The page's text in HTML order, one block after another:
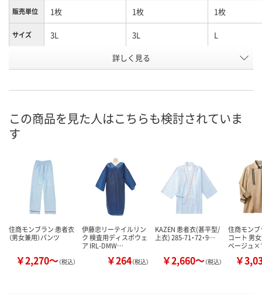
販売単位 1枚 1枚 1枚
サイズ 3L 3L L
ブルー
号
お届け日
数量
カゴへ カゴへ カ
詳しく見る
この商品を見た人はこちらも検討されていま
す
住商モンブラン 患者衣
（男女兼用）パンツ
￥2,270～（税込）
伊藤忠リーテイルリン
ク 検査用ディスポウェ
ア IRL-DMW…
￥264（税込）
KAZEN 患者衣(甚平型/
上衣) 285-71・72・9…
￥2,660～（税込）
住商モン
コート 男
ベージュ
￥